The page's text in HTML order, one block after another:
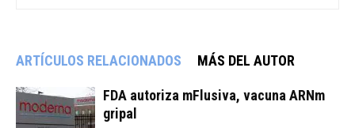
ARTÍCULOS RELACIONADOS MÁS DEL AUTOR
FDA autoriza mFlusiva, vacuna ARNm
gripal